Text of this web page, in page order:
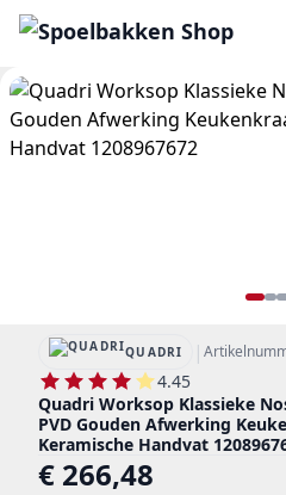
QUADRI |
4.45
Quadri Worksop Klassieke
PVD Gouden Afwerking
Keramische Handvat
€ 266,48